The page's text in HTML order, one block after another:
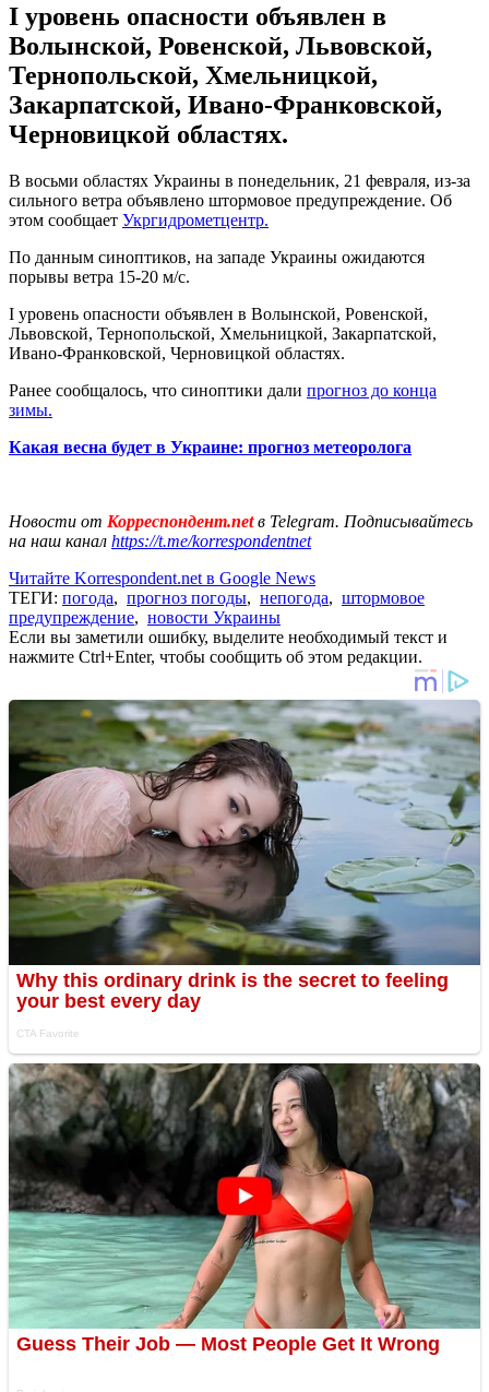
I уровень опасности объявлен в
Волынской, Ровенской, Львовской,
Тернопольской, Хмельницкой,
Закарпатской, Ивано-Франковской,
Черновицкой областях.
В восьми областях Украины в понедельник, 21 февраля, из-за
сильного ветра объявлено штормовое предупреждение. Об
этом сообщает Укргидрометцентр.
По данным синоптиков, на западе Украины ожидаются
порывы ветра 15-20 м/с.
I уровень опасности объявлен в Волынской, Ровенской,
Львовской, Тернопольской, Хмельницкой, Закарпатской,
Ивано-Франковской, Черновицкой областях.
Ранее сообщалось, что синоптики дали прогноз до конца
зимы.
Какая весна будет в Украине: прогноз метеоролога
Новости от Корреспондент.netв Telegram. Подписывайтесь
на наш канал https://t.me/korrespondentnet
Читайте Korrespondent.net в Google News
ТЕГИ: погода, прогноз погоды, непогода, штормовое
предупреждение, новости Украины
Если вы заметили ошибку, выделите необходимый текст и
нажмите Ctrl+Enter, чтобы сообщить об этом редакции.